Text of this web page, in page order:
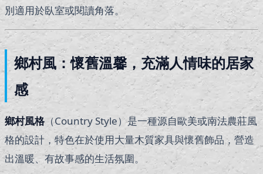
別適用於臥室或閱讀角落。
鄉村風：懷舊溫馨，充滿人情味的居家
感
鄉村風格（Country Style）是一種源自歐美或南法農莊風
格的設計，特色在於使用大量木質家具與懷舊飾品，營造
出溫暖、有故事感的生活氛圍。